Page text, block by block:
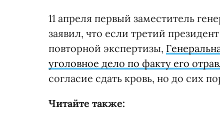
11 апреля первый заместитель
заявил, что если третий
повторной экспертизы,
уголовное дело по факту его
согласие сдать кровь, но до сих
Читайте также: